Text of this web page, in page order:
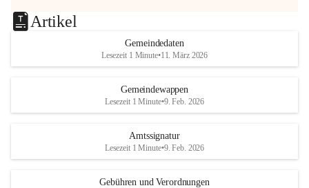
Artikel
Gemeindedaten
Lesezeit 1 Minute•11. März 2026
Gemeindewappen
Lesezeit 1 Minute•9. Feb. 2026
Amtssignatur
Lesezeit 1 Minute•9. Feb. 2026
Gebühren und Verordnungen